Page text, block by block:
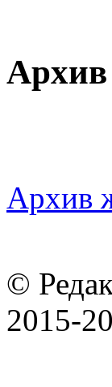
Архив
Архив
©
2015-